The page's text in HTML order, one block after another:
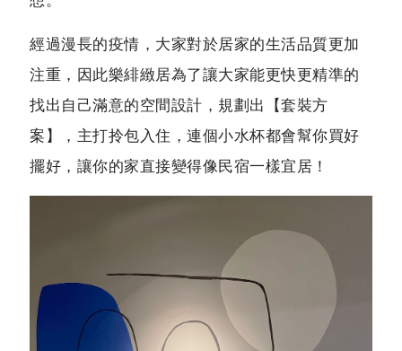
經過漫長的疫情，大家對於居家的生活品質更加
注重，因此樂緋緻居為了讓大家能更快更精準的
找出自己滿意的空間設計，規劃出【套裝方
案】，主打拎包入住，連個小水杯都會幫你買好
擺好，讓你的家直接變得像民宿一樣宜居！